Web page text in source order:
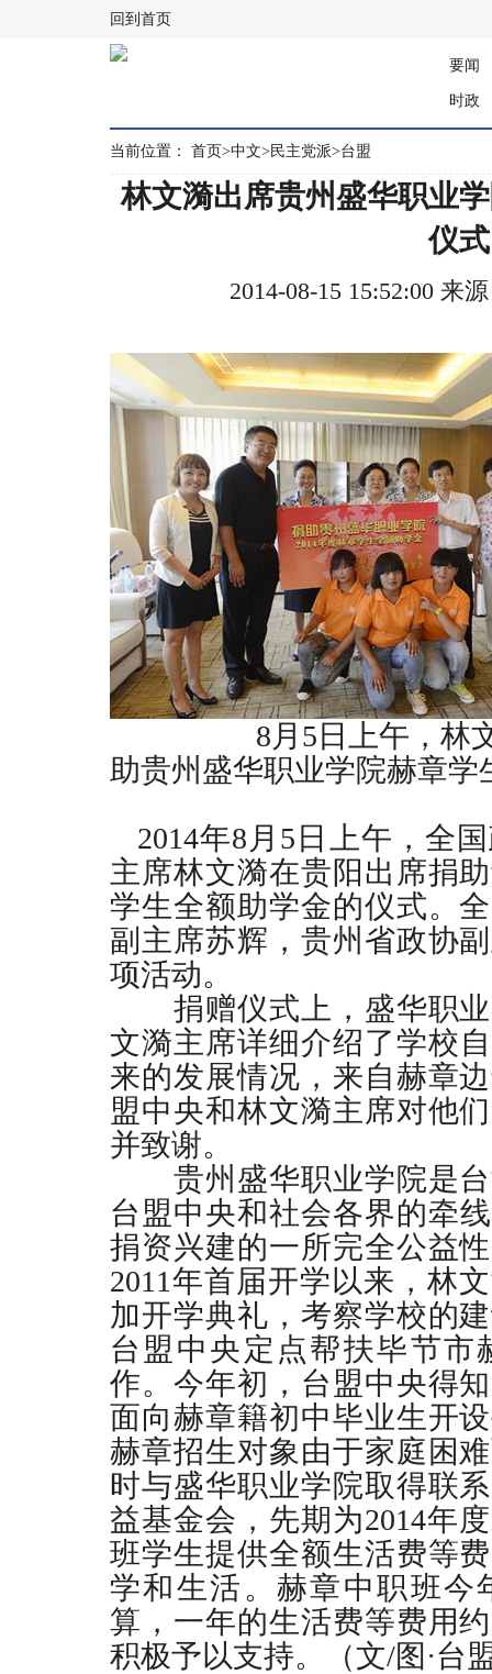
回到首页
要闻
时政
当前位置： 首页>中文> 民主党派>台盟
林文漪出席贵州盛华职业
仪式
2014-08-15 15:52:00 来
8月5日上午，林文漪
助贵州盛华职业学院赫章
2014年8月5日上午，全
主席林文漪在贵阳出席捐
学生全额助学金的仪式。
副主席苏辉，贵州省政协
项活动。
捐赠仪式上，盛华职业
文漪主席详细介绍了学校
来的发展情况，来自赫章
盟中央和林文漪主席对他
并致谢。
贵州盛华职业学院是台
台盟中央和社会各界的牵
捐资兴建的一所完全公益
2011年首届开学以来，林
加开学典礼，考察学校的
台盟中央定点帮扶毕节市
作。今年初，台盟中央得
面向赫章籍初中毕业生开
赫章招生对象由于家庭困
时与盛华职业学院取得联
益基金会，先期为2014年
班学生提供全额生活费等
学和生活。赫章中职班今
算，一年的生活费等费用
积极予以支持。（文/图·台